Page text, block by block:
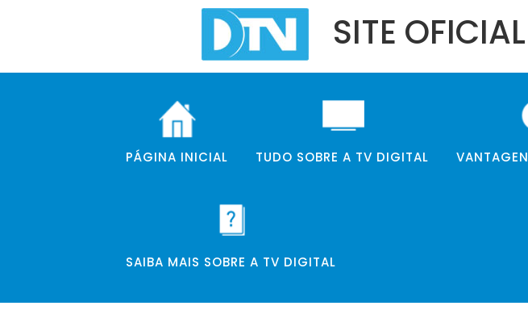
SITE
PÁGINA INICIAL TUDO SOBRE A TV DIGITAL
SAIBA MAIS SOBRE A TV DIGITAL